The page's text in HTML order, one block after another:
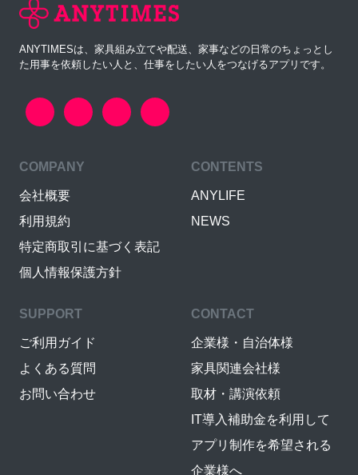
ANYTIMESは、家具組み立てや配送、家事などの日常のちょっとし
た用事を依頼したい人と、仕事をしたい人をつなげるアプリです。
COMPANY
会社概要
利用規約
特定商取引に基づく表記
個人情報保護方針
CONTENTS
ANYLIFE
NEWS
SUPPORT
ご利用ガイド
よくある質問
お問い合わせ
CONTACT
企業様・自治体様
家具関連会社様
取材・講演依頼
IT導入補助金を利用して
アプリ制作を希望される
企業様へ